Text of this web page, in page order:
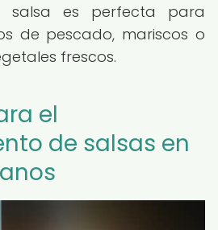
salsa es perfecta para
de pescado, mariscos o
frescos.
el
de salsas en